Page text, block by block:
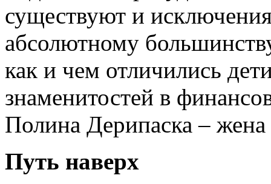
существуют и
абсолютному
как и чем отличились
знаменитостей в
Полина Дерипаска – жена
Путь наверх